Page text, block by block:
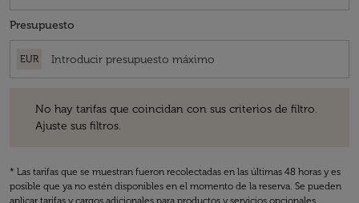
Presupuesto
EUR
No hay tarifas que coincidan con sus criterios de filtro.
Ajuste sus filtros.
* Las tarifas que se muestran fueron recolectadas en las últimas 48 horas y es
posible que ya no estén disponibles en el momento de la reserva. Se pueden
aplicar tarifas y cargos adicionales para productos y servicios opcionales.